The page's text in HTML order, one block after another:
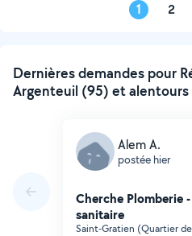
1 2
Dernières demandes pour
Argenteuil (95) et alentours
Alem A.
postée hier
Cherche Plomberie
sanitaire
Saint-Gratien (Quartier